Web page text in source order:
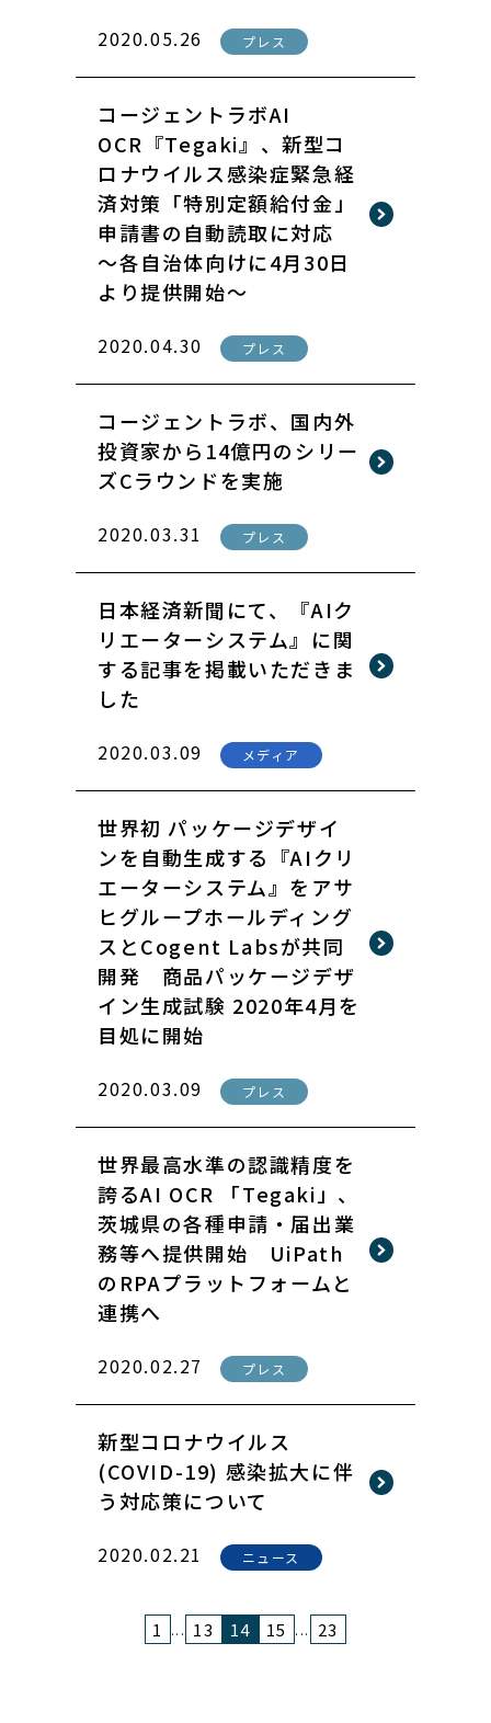
2020.05.26 プレス
コージェントラボAI
OCR『Tegaki』、新型コ
ロナウイルス感染症緊急経
済対策「特別定額給付金」
申請書の自動読取に対応
〜各自治体向けに4月30日
より提供開始〜
2020.04.30 プレス
コージェントラボ、国内外
投資家から14億円のシリー
ズCラウンドを実施
2020.03.31 プレス
日本経済新聞にて、『AIク
リエーターシステム』に関
する記事を掲載いただきま
した
2020.03.09 メディア
世界初 パッケージデザイ
ンを自動生成する『AIクリ
エーターシステム』をアサ
ヒグループホールディング
スとCogent Labsが共同
開発 商品パッケージデザ
イン生成試験 2020年4月を
目処に開始
2020.03.09 プレス
世界最高水準の認識精度を
誇るAI OCR 「Tegaki」、
茨城県の各種申請・届出業
務等へ提供開始 UiPath
のRPAプラットフォームと
連携へ
2020.02.27 プレス
新型コロナウイルス
(COVID-19) 感染拡大に伴
う対応策について
2020.02.21 ニュース
1 ... 13 14 15 ... 23